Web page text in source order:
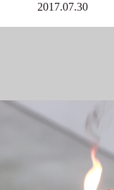
2017.07.30